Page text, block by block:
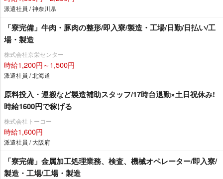
派遣社員 / 神奈川県
「寮完備」牛肉・豚肉の整形/即入寮/製造・工場/日勤/日払い/工
場・製造
株式会社京栄センター
時給1,200円～1,500円
派遣社員 / 北海道
原料投入・運搬など製造補助スタッフ/17時台退勤×土日祝休み!
時給1600円で稼げる
株式会社トーコー
時給1,600円
派遣社員 / 大阪府
「寮完備」金属加工処理業務、検査、機械オペレーター/即入寮/
製造・工場/工場・製造